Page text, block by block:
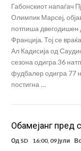
Габонскиот напаѓач
Олимпик Марсеј,
потпиша двегодишен
Франција. Тој се
Ал Кадисија од
сезона одигра 36
фудбалер одигра 77
постигна …
Обамејанг пред
Од SD 16:00, 09 јули